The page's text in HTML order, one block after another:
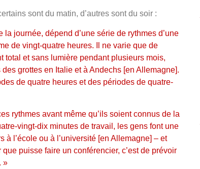
sont du matin, d’autres sont du soir :
journée, dépend d’une série de rythmes d’une
de vingt-quatre heures. Il ne varie que de
total et sans lumière pendant plusieurs mois,
grottes en Italie et à Andechs [en Allemagne].
de quatre heures et des périodes de quatre-
rythmes avant même qu’ils soient connus de la
vingt-dix minutes de travail, les gens font une
à l’école ou à l’université [en Allemagne] – et
puisse faire un conférencier, c’est de prévoir
»